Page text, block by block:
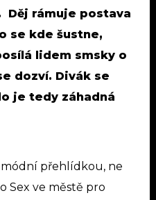
Děj rámuje postava
se kde šustne,
lidem smsky o
dozví. Divák se
je tedy záhadná
přehlídkou, ne
Sex ve městě pro